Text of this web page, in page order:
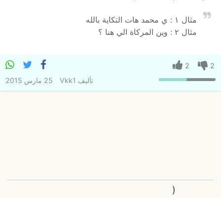
مثال ١ : ي محمد هات التكاية بالله
مثال ٢ : وين المركاة الي هنا ؟
2
2
تأليف Vkk1 25 مارس 2015
(